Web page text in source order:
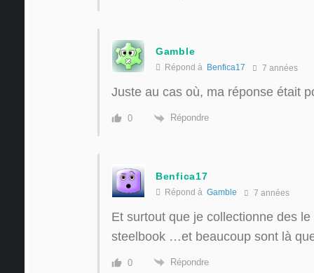
Gamble
Répond à Benfica17 7 années
Juste au cas où, ma réponse était
0 Répondre
Benfica17
Répond à Gamble 7 années
Et surtout que je collectionne des
steelbook …et beaucoup sont là
0 Répondre